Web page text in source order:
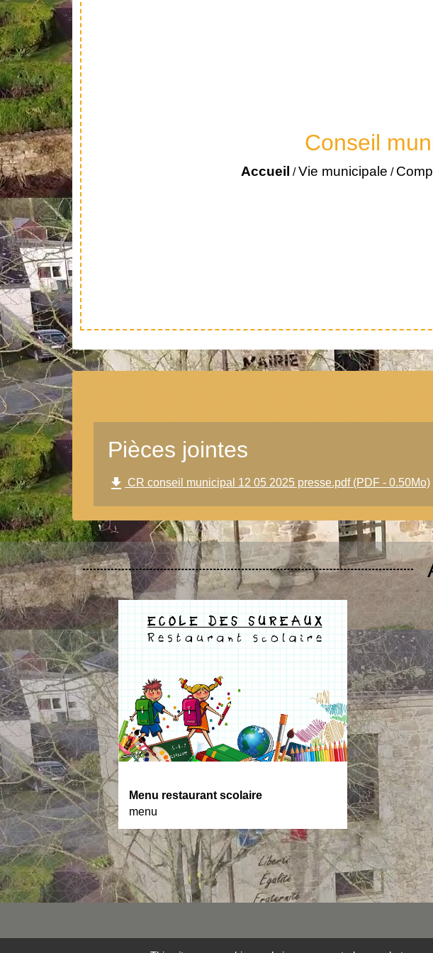
Conseil
Accueil /Vie municipale /
Pièces jointes
file_download CR conseil municipal 12 05 2025 presse.pdf (PDF - 0.50Mo)
Menu restaurant scolaire
menu